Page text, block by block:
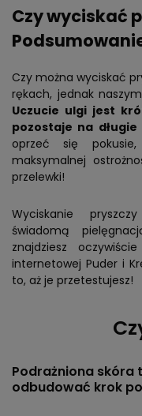
Czy wyciskać
Czy można wyciskać
rękach, jednak
Uczucie ulgi jest
pozostaje na długie
oprzeć się
maksymalnej
przelewki!
Wyciskanie
świadomą
znajdziesz
internetowej Puder i
to, aż je przetestujesz!
Podrażniona skóra
odbudować krok